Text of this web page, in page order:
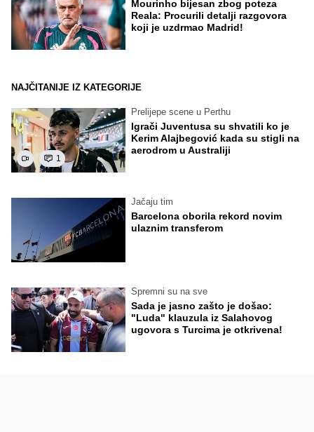
Mourinho bijesan zbog poteza
Reala: Procurili detalji razgovora
koji je uzdrmao Madrid!
NAJČITANIJE IZ KATEGORIJE
1
Prelijepe scene u Perthu
Igrači Juventusa su shvatili ko je
Kerim Alajbegović kada su stigli na
aerodrom u Australiji
Jačaju tim
Barcelona oborila rekord novim
ulaznim transferom
Spremni su na sve
Sada je jasno zašto je došao:
"Luda" klauzula iz Salahovog
ugovora s Turcima je otkrivena!